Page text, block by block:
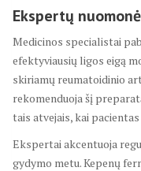
Ekspertų
Medicinos specialistai
efektyviausių ligos eigą
skiriamų reumatoidinio
rekomenduoja šį
tais atvejais, kai
Ekspertai akcentuoja
gydymo metu. Kepenų